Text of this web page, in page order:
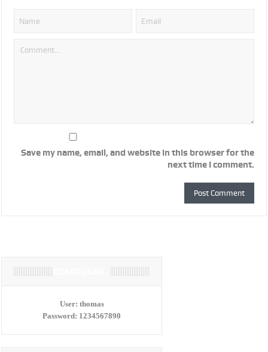
Save my name, email, and website in this browser for the
next time I comment.
User: thomas
Password: 1234567890